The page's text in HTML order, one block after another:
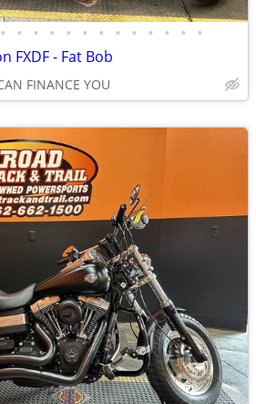
• • • • • • • • • • • • •
FXDF - Fat Bob
FINANCE YOU